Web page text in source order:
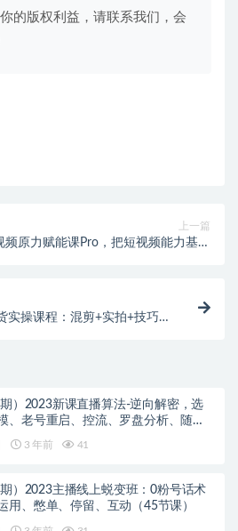
的版权利益，请联系我们，会
上一篇
频原力赋能课Pro，把短视频能力基因
实操课程：混剪+实拍+技巧
期）2023新课直播算法-逆向解密，选
、老号重启、控流、罗盘分析、随…
3 年前 41
期）2023主播线上蜕变班：0粉号话术
用、憋单、停留、互动（45节课）